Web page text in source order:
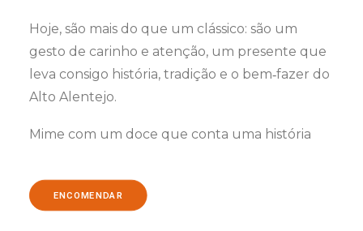
Hoje, são mais do que um clássico: são um
gesto de carinho e atenção, um presente que
leva consigo história, tradição e o bem‑fazer do
Alto Alentejo.
Mime com um doce que conta uma história
ENCOMENDAR